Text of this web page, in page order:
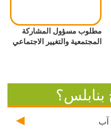
مطلوب مسؤول المشاركة
المجتمعية والتغيير الاجتماعي
بنابلس؟
آب